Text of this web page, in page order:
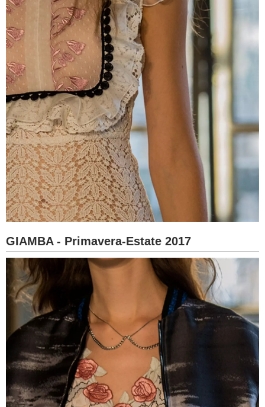
GIAMBA - Primavera-Estate 2017